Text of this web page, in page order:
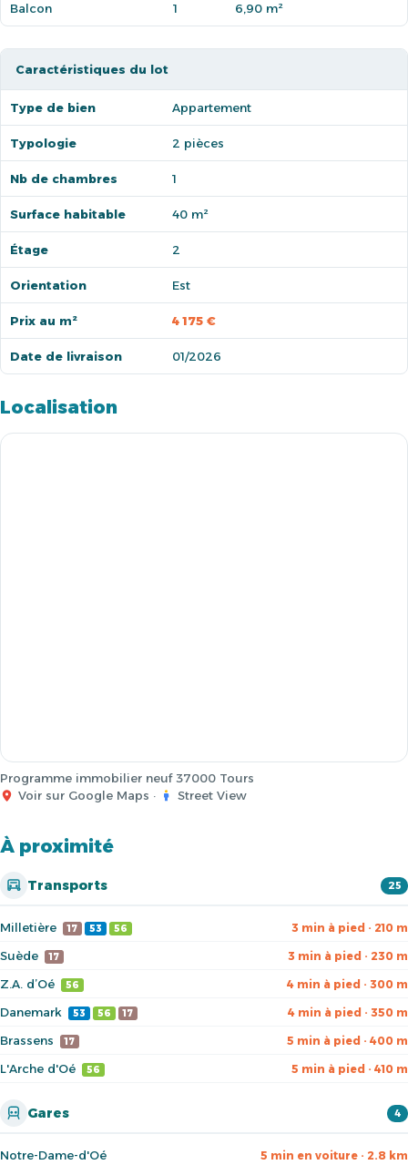
Balcon 1 6,90 m²
Caractéristiques du lot
Type de bien Appartement
Typologie 2 pièces
Nb de chambres 1
Surface habitable 40 m²
Étage 2
Orientation Est
Prix au m² 4 175 €
Date de livraison 01/2026
Localisation
Programme immobilier neuf 37000 Tours
Voir sur Google Maps · Street View
À proximité
Transports 25
Milletière 17 53 56 3 min à pied · 210 m
Suède 17 3 min à pied · 230 m
Z.A. d’Oé 56 4 min à pied · 300 m
Danemark 53 56 17 4 min à pied · 350 m
Brassens 17 5 min à pied · 400 m
L'Arche d'Oé 56 5 min à pied · 410 m
Gares 4
Notre-Dame-d'Oé 5 min en voiture · 2.8 km